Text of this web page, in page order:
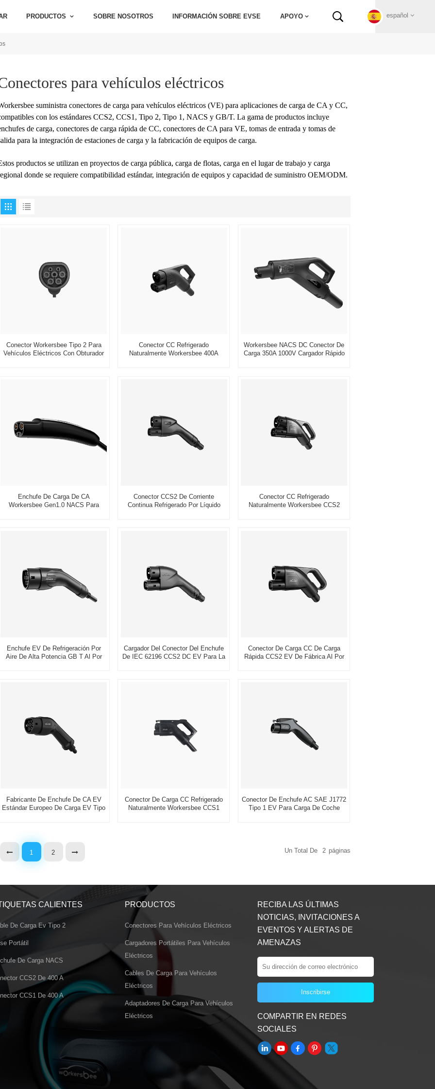
PRODUCTOS SOBRE NOSOTROS INFORMACIÓN SOBRE EVSE APOYO español
para vehículos eléctricos
suministra conectores de carga para vehículos eléctricos (VE) para aplicaciones de carga de CA y CC,
con los estándares CCS2, CCS1, Tipo 2, Tipo 1, NACS y GB/T. La gama de productos incluye
de carga, conectores de carga rápida de CC, conectores de CA para VE, tomas de entrada y tomas de
para la integración de estaciones de carga y la fabricación de equipos de carga.
productos se utilizan en proyectos de carga pública, carga de flotas, carga en el lugar de trabajo y carga
donde se requiere compatibilidad estándar, integración de equipos y capacidad de suministro OEM/ODM.
Conector Workersbee Tipo 2 Para
Vehículos Eléctricos Con Obturador
Conector CC Refrigerado
Naturalmente Workersbee 400A
Workersbee NACS DC Conector De
Carga 350A 1000V Cargador Rápido
Enchufe De Carga De CA
Workersbee Gen1.0 NACS Para
Conector CCS2 De Corriente
Continua Refrigerado Por Líquido
Conector CC Refrigerado
Naturalmente Workersbee CCS2
Enchufe EV De Refrigeración Por
Aire De Alta Potencia GB T Al Por
Cargador Del Conector Del Enchufe
De IEC 62196 CCS2 DC EV Para La
Conector De Carga CC De Carga
Rápida CCS2 EV De Fábrica Al Por
Fabricante De Enchufe De CA EV
Estándar Europeo De Carga EV Tipo
Conector De Carga CC Refrigerado
Naturalmente Workersbee CCS1
Conector De Enchufe AC SAE J1772
Tipo 1 EV Para Carga De Coche
1 2 Un Total De 2 Páginas
CALIENTES
De Carga Ev Tipo 2
Portátil
De Carga NACS
CCS2 De 400 A
CCS1 De 400 A
PRODUCTOS
Conectores Para Vehículos Eléctricos
Cargadores Portátiles Para Vehículos
Eléctricos
Cables De Carga Para Vehículos
Eléctricos
Adaptadores De Carga Para Vehículos
Eléctricos
RECIBA LAS ÚLTIMAS
NOTICIAS, INVITACIONES A
EVENTOS Y ALERTAS DE
AMENAZAS
COMPARTIR EN REDES
SOCIALES